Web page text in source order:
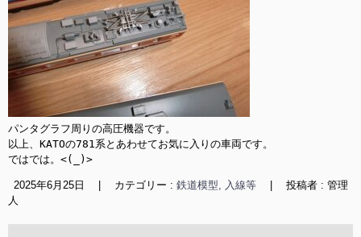
パンタグラフ周りの高圧機器です。
以上、KATOの781系とあわせてお気に入りの車両です。
ではでは。<(_)>
2025年6月25日 カテゴリー : 鉄道模型, 入線等
投稿者 : 管理
人